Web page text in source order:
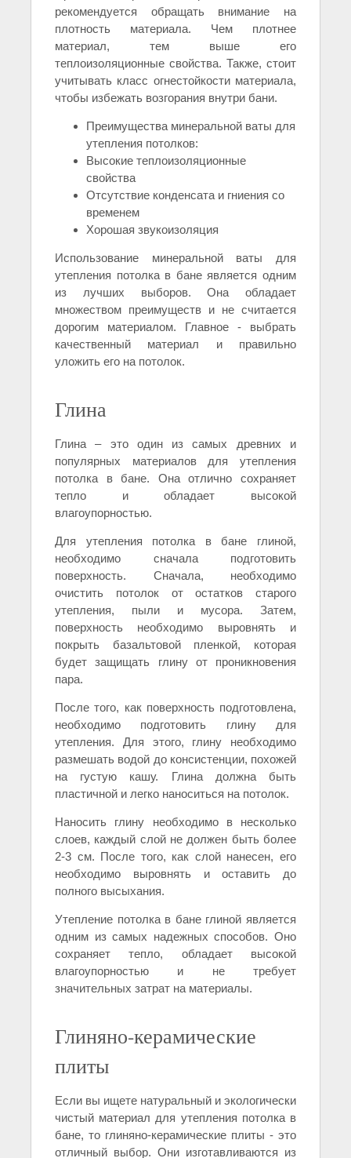
рекомендуется обращать внимание на
плотность материала. Чем плотнее
материал, тем выше его
теплоизоляционные свойства. Также, стоит
учитывать класс огнестойкости материала,
чтобы избежать возгорания внутри бани.
Преимущества минеральной ваты для
утепления потолков:
Высокие теплоизоляционные
свойства
Отсутствие конденсата и гниения со
временем
Хорошая звукоизоляция
Использование минеральной ваты для
утепления потолка в бане является одним
из лучших выборов. Она обладает
множеством преимуществ и не считается
дорогим материалом. Главное - выбрать
качественный материал и правильно
уложить его на потолок.
Глина
Глина – это один из самых древних и
популярных материалов для утепления
потолка в бане. Она отлично сохраняет
тепло и обладает высокой
влагоупорностью.
Для утепления потолка в бане глиной,
необходимо сначала подготовить
поверхность. Сначала, необходимо
очистить потолок от остатков старого
утепления, пыли и мусора. Затем,
поверхность необходимо выровнять и
покрыть базальтовой пленкой, которая
будет защищать глину от проникновения
пара.
После того, как поверхность подготовлена,
необходимо подготовить глину для
утепления. Для этого, глину необходимо
размешать водой до консистенции, похожей
на густую кашу. Глина должна быть
пластичной и легко наноситься на потолок.
Наносить глину необходимо в несколько
слоев, каждый слой не должен быть более
2-3 см. После того, как слой нанесен, его
необходимо выровнять и оставить до
полного высыхания.
Утепление потолка в бане глиной является
одним из самых надежных способов. Оно
сохраняет тепло, обладает высокой
влагоупорностью и не требует
значительных затрат на материалы.
Глиняно-керамические
плиты
Если вы ищете натуральный и экологически
чистый материал для утепления потолка в
бане, то глиняно-керамические плиты - это
отличный выбор. Они изготавливаются из